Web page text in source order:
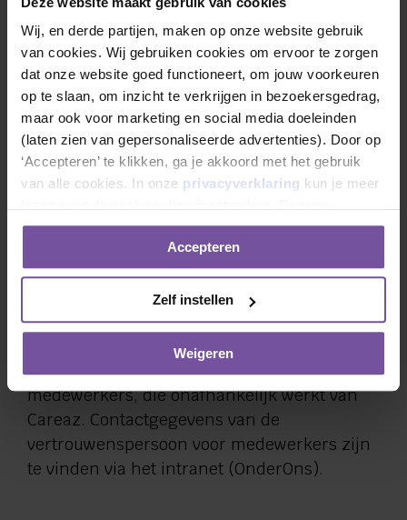
Wij, en derde partijen, maken op onze website gebruik
van cookies. Wij gebruiken cookies om ervoor te zorgen
dat onze website goed functioneert, om jouw voorkeuren
op te slaan, om inzicht te verkrijgen in bezoekersgedrag,
maar ook voor marketing en social media doeleinden
(laten zien van gepersonaliseerde advertenties). Door op
‘Accepteren’ te klikken, ga je akkoord met het gebruik
van alle cookies. In onze privacyverklaring kun je meer
‘Weigeren’ te klikken ga je alleen akkoord met het gebruik
van noodzakelijke cookies.Accepteren
Zelf instellen
Weigeren
Vertrouwenspersoon medewerkers
Medewerkers, vrijwilligers en stagiaires van
Careaz hebben recht op onafhankelijke
ondersteuning bij vragen of klachten over
het werken bij Careaz. Bijvoorbeeld bij
ongewenst gedrag (agressie en geweld,
seksuele intimidatie, pesten of discriminatie)
van collega’s, leidinggevende of cliënten. De
vertrouwenspersoon luistert, geeft advies en
hulp bij het vinden van een oplossing of bij
het indienen van een klacht.
Careaz heeft een vertrouwenspersoon
medewerkers, die onafhankelijk werkt van
Careaz. Contactgegevens van de
vertrouwenspersoon voor medewerkers zijn
te vinden via het intranet (OnderOns).